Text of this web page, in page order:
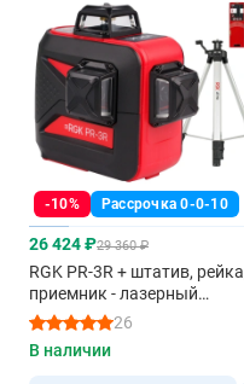
-10% Рассрочка 0-0-10
26 424 ₽29 360 ₽
RGK PR-3R + штатив,
приемник - лазерный
нивелир 3d с красным
26
В наличии